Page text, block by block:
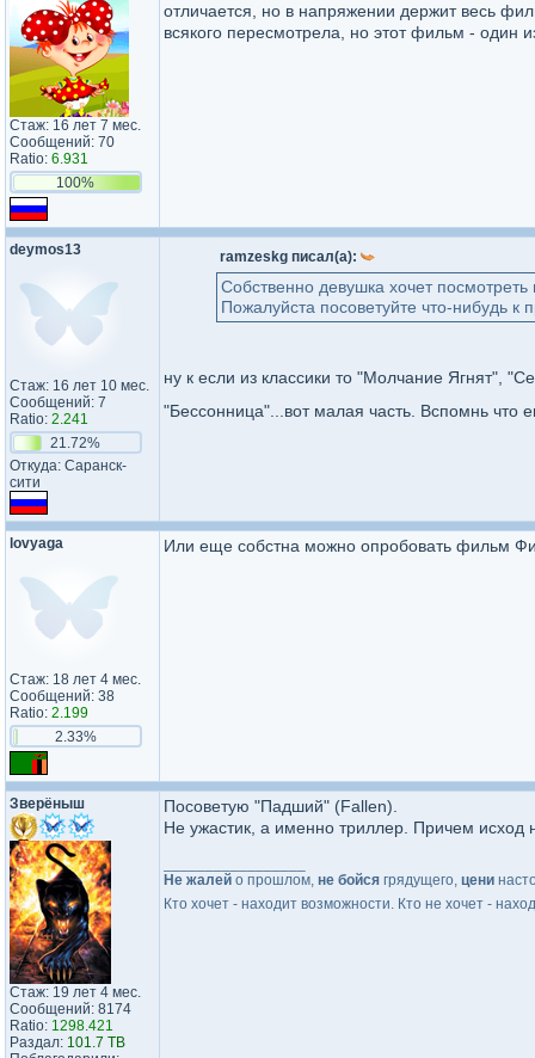
Стаж: 16 лет 7 мес.
Сообщений: 70
Ratio: 6.931
100%
отличается, но в напряжении держит весь
всякого пересмотрела, но этот фильм - один
deymos13
Стаж: 16 лет 10 мес.
Сообщений: 7
Ratio: 2.241
21.72%
Откуда: Саранск-
сити
ramzeskg писал(а):
Собственно девушка хочет
Пожалуйста посоветуйте что-нибудь к
ну к если из классики то "Молчание Ягнят",
"Бессонница"...вот малая часть. Вспомнь
lovyaga
Стаж: 18 лет 4 мес.
Сообщений: 38
Ratio: 2.199
2.33%
Или еще собстна можно опробовать фильм
Зверёныш
Стаж: 19 лет 4 мес.
Сообщений: 8174
Ratio: 1298.421
Раздал: 101.7 TB
Посоветую "Падший" (Fallen).
Не ужастик, а именно триллер. Причем исход
Не жалей о прошлом, не бойся грядущего, цени
Кто хочет - находит возможности. Кто не хочет -